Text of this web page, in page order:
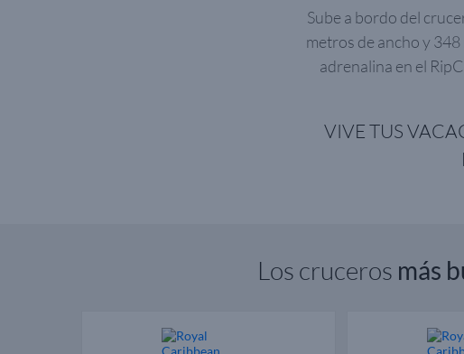
Sube a bordo del
metros de ancho y
adrenalina en el
VIVE TUS
Los cruceros más